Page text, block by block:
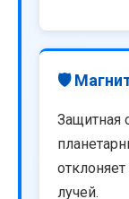
🛡️
Защитная
лучей.